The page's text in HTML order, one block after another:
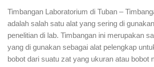
Timbangan Laboratorium di Tuban –
adalah salah satu alat yang sering di
penelitian di lab. Timbangan ini merupakan
yang di gunakan sebagai alat pelengkap
bobot dari suatu zat yang ukuran atau bobot